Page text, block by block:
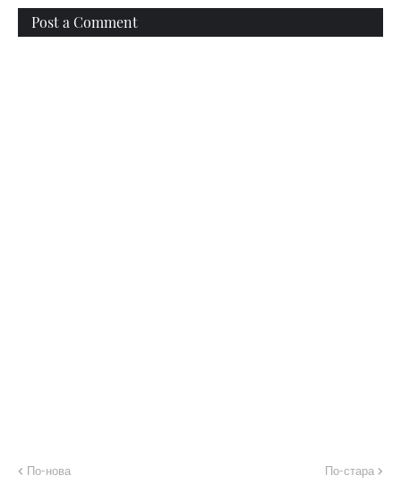
Post a Comment
По-нова По-стара